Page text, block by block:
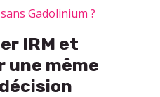
Gadolinium ?
IRM et
une même